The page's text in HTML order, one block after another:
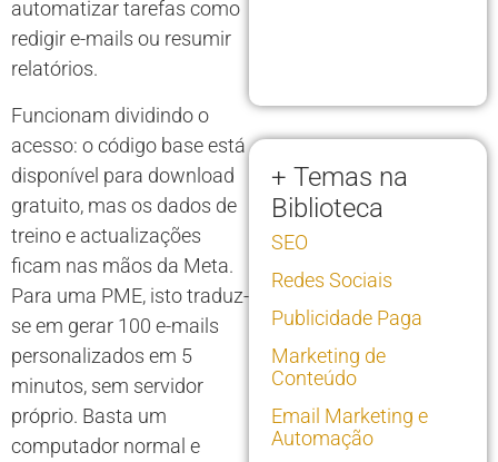
automatizar tarefas como
redigir e-mails ou resumir
relatórios.
Funcionam dividindo o
acesso: o código base está
disponível para download
gratuito, mas os dados de
treino e actualizações
ficam nas mãos da Meta.
Para uma PME, isto traduz-
se em gerar 100 e-mails
personalizados em 5
minutos, sem servidor
próprio. Basta um
computador normal e
+ Temas na
Biblioteca
SEO
Redes Sociais
Publicidade Paga
Marketing de
Conteúdo
Email Marketing e
Automação